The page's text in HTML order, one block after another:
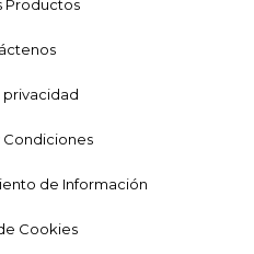
Productos
privacidad
Condiciones
de Información
Cookies